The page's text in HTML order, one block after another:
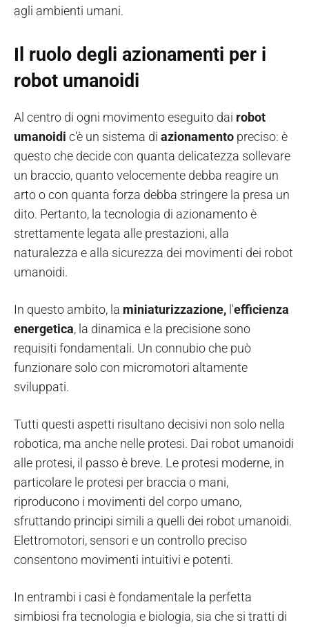
agli ambienti umani.
Il ruolo degli azionamenti per i
robot umanoidi
Al centro di ogni movimento eseguito dai robot
umanoidi c'è un sistema di azionamento preciso: è
questo che decide con quanta delicatezza sollevare
un braccio, quanto velocemente debba reagire un
arto o con quanta forza debba stringere la presa un
dito. Pertanto, la tecnologia di azionamento è
strettamente legata alle prestazioni, alla
naturalezza e alla sicurezza dei movimenti dei robot
umanoidi.
In questo ambito, la miniaturizzazione, l'efficienza
energetica, la dinamica e la precisione sono
requisiti fondamentali. Un connubio che può
funzionare solo con micromotori altamente
sviluppati.
Tutti questi aspetti risultano decisivi non solo nella
robotica, ma anche nelle protesi. Dai robot umanoidi
alle protesi, il passo è breve. Le protesi moderne, in
particolare le protesi per braccia o mani,
riproducono i movimenti del corpo umano,
sfruttando principi simili a quelli dei robot umanoidi.
Elettromotori, sensori e un controllo preciso
consentono movimenti intuitivi e potenti.
In entrambi i casi è fondamentale la perfetta
simbiosi fra tecnologia e biologia, sia che si tratti di